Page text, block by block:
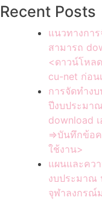
Recent Posts
แนวทางกา
สามารถ
<ดาวน์โหล
cu-net ก่อน
การจัดทำง
ปีงบประมา
download
=>บันทึกข้อ
ใช้งาน>
แผนและคว
งบประมาณ
จุฬาลงกรณ์